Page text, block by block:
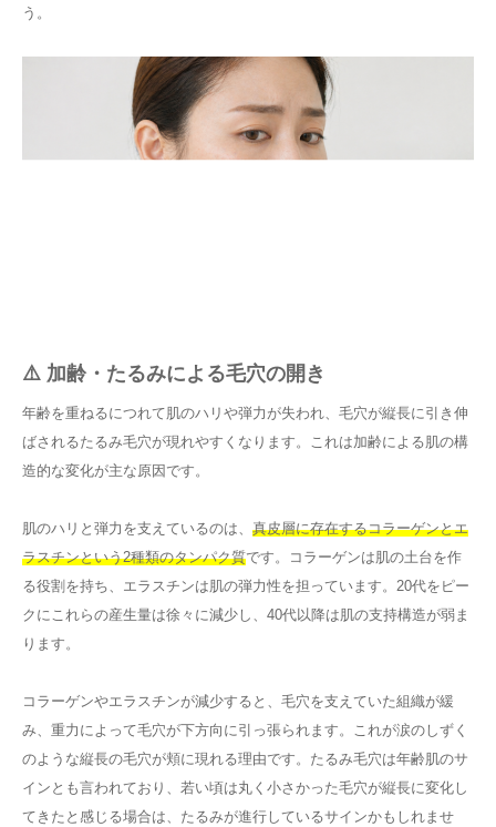
う。
⚠️ 加齢・たるみによる毛穴の開き
年齢を重ねるにつれて肌のハリや弾力が失われ、毛穴が縦長に引き伸
ばされるたるみ毛穴が現れやすくなります。これは加齢による肌の構
造的な変化が主な原因です。
肌のハリと弾力を支えているのは、 真皮層に存在するコラーゲンとエ
ラスチンという2種類のタンパク質です。コラーゲンは肌の土台を作
る役割を持ち、エラスチンは肌の弾力性を担っています。20代をピー
クにこれらの産生量は徐々に減少し、40代以降は肌の支持構造が弱ま
ります。
コラーゲンやエラスチンが減少すると、毛穴を支えていた組織が緩
み、重力によって毛穴が下方向に引っ張られます。これが涙のしずく
のような縦長の毛穴が頬に現れる理由です。たるみ毛穴は年齢肌のサ
インとも言われており、若い頃は丸く小さかった毛穴が縦長に変化し
てきたと感じる場合は、たるみが進行しているサインかもしれませ